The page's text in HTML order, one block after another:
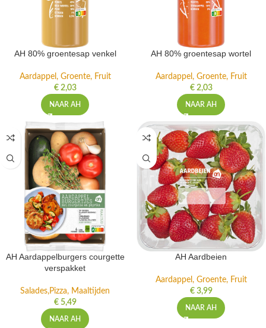
Aardappel, Groente, Fruit
€ 2,03
NAAR AH
Aardappel, Groente, Fruit
€ 2,03
NAAR AH
AH Aardappelburgers courgette
Salades,Pizza, Maaltijden
€ 5,49
Aardappel, Groente, Fruit
€ 3,99
NAAR AH